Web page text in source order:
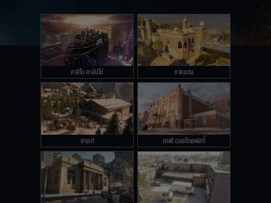
คาสิโน คาลิปโซ่ ชายแดน
ชาเลต์ คาเฟ่ ดอสโตเยฟสกี้